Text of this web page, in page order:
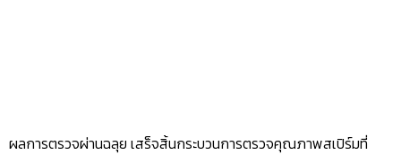
ผลการตรวจผ่านฉลุย เสร็จสิ้นกระบวนการตรวจคุณภาพสเปิร์มที่